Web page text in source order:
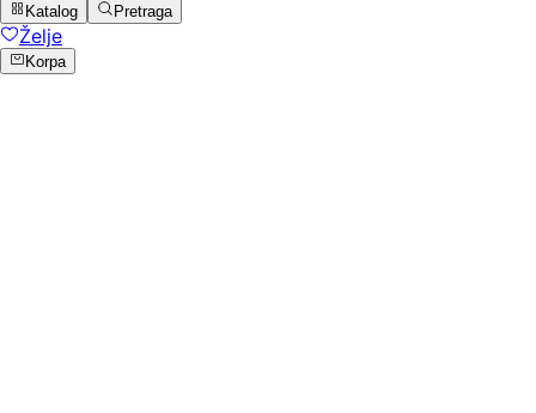
Katalog Pretraga
Želje
Korpa